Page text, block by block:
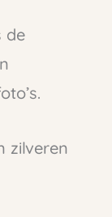
de
zilveren